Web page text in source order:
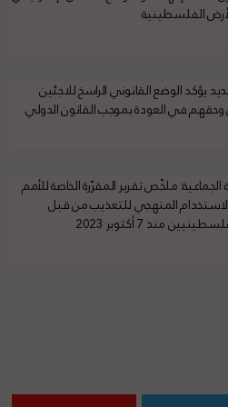
الفلسطينية
يؤكد الوضع القانوني الراسخ للاجئين
في العودة بموجب القانون الدولي
الجماعية: ملخّص تقرير المقرّرة الخاصة للأمم
المنهجي للتعذيب من قبل
منذ 7 أكتوبر 2023